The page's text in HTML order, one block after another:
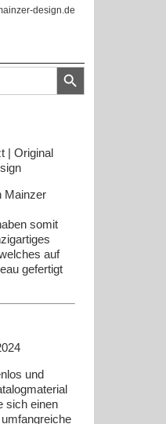
design.de
Search Button
Mainzer
somit
auf
gefertigt
und
sich einen